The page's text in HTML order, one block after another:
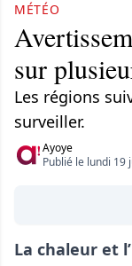
MÉTÉO
sur
Les régions
surveiller.
Ayoye
Publié le lundi 19
La chaleur et